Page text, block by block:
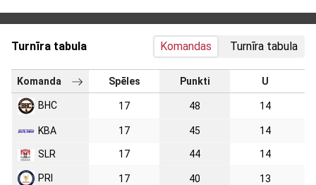
Turnīra tabula Komandas Turnīra tabula
Komanda Spēles Punkti U
BHC 17 48 14
KBA 17 45 14
SLR 17 44 14
PRI 17 40 13